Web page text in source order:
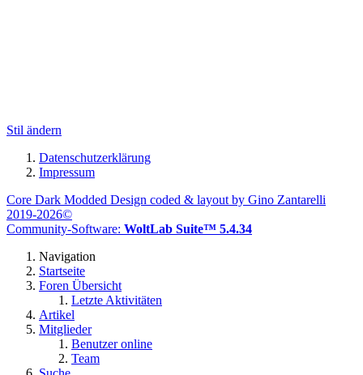
Stil ändern
Datenschutzerklärung
Impressum
Core Dark Modded Design coded & layout by Gino Zantarelli
2019-2026©
Community-Software: WoltLab Suite™ 5.4.34
Navigation
Startseite
Foren Übersicht
Letzte Aktivitäten
Artikel
Mitglieder
Benutzer online
Team